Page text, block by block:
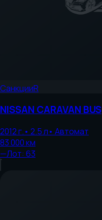
СанкцииR
NISSAN CARAVAN BUS
2012г.• 2.5л• Автомат
83 000км
—Лот: 63